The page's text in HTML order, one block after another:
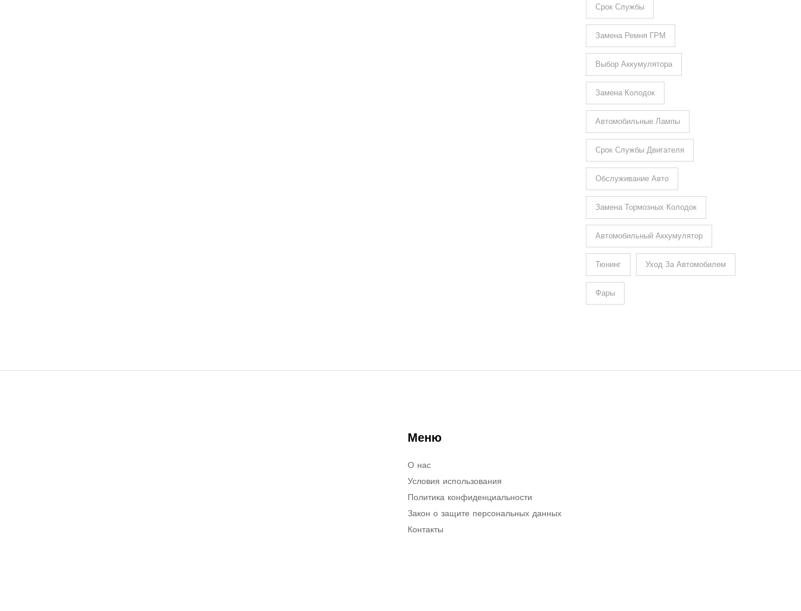
Срок Службы
Замена Ремня ГРМ
Выбор Аккумулятора
Замена Колодок
Автомобильные Лампы
Срок Службы Двигателя
Обслуживание Авто
Замена Тормозных Колодок
Автомобильный Аккумулятор
Тюнинг Уход За Автомобилем
Фары
Меню
О нас
Условия использования
Политика конфиденциальности
Закон о защите персональных данных
Контакты